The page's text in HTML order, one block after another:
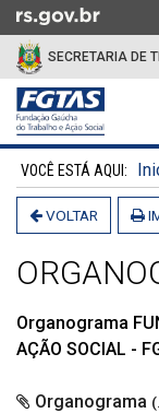
para
conteúdo
para
menu
SECRETARIA DE
Início
do
conteúdoVOLTAR
Organograma
AÇÃO SOCIAL -
Organograma